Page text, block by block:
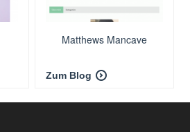
Matthews Mancave
Zum Blog